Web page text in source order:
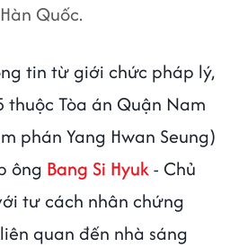
Quốc.
tin từ giới chức pháp lý,
thuộc Tòa án Quận Nam
phán Yang Hwan Seung)
ông Bang Si Hyuk- Chủ
tư cách nhân chứng
quan đến nhà sáng